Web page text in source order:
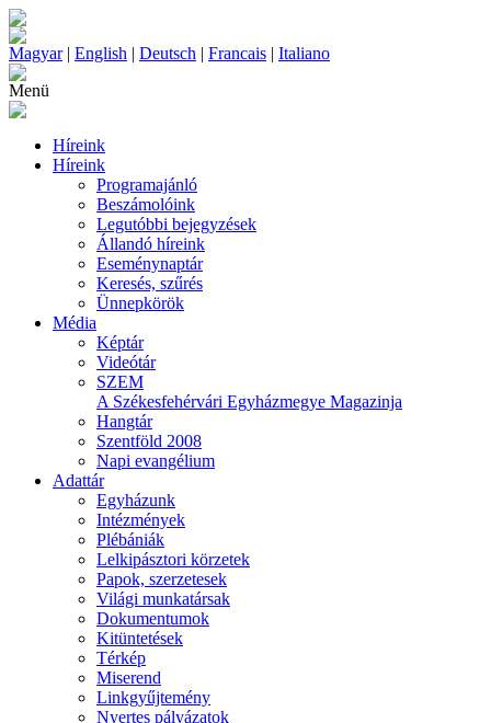
Magyar| English | Deutsch | Francais | Italiano
Menü
Híreink
Híreink
Programajánló
Beszámolóink
Legutóbbi bejegyzések
Állandó híreink
Eseménynaptár
Keresés, szűrés
Ünnepkörök
Média
Képtár
Videótár
SZEM
A Székesfehérvári Egyházmegye Magazinja
Hangtár
Szentföld 2008
Napi evangélium
Adattár
Egyházunk
Intézmények
Plébániák
Lelkipásztori körzetek
Papok, szerzetesek
Világi munkatársak
Dokumentumok
Kitüntetések
Térkép
Miserend
Linkgyűjtemény
Nyertes pályázatok